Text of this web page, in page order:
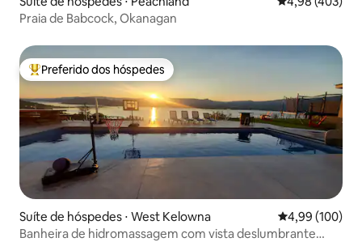
Praia de Babcock, Okanagan
Entre os melhores preferidos dos hóspedes
Preferido dos hóspedes
Suíte de hóspedes ⋅ West Kelowna 4,99 de uma
4,99 (100)
Banheira de hidromassagem com vista deslumbrante